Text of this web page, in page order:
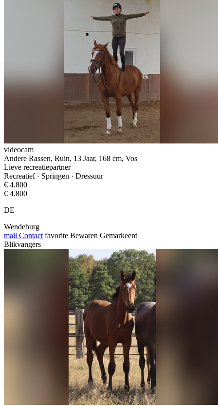
videocam
Andere Rassen, Ruin, 13 Jaar, 168 cm, Vos
Lieve recreatiepartner
Recreatief · Springen · Dressuur
€ 4.800
€ 4.800
DE
Wendeburg
mail Contact favorite Bewaren Gemarkeerd
Blikvangers